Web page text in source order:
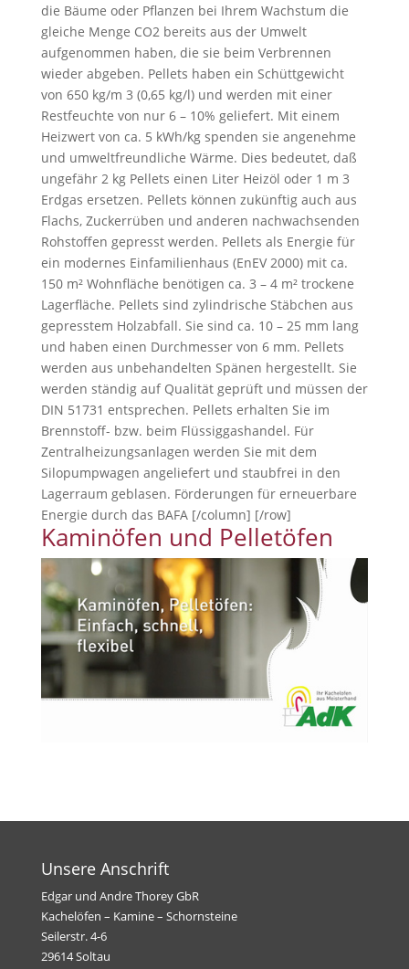
die Bäume oder Pflanzen bei Ihrem Wachstum die
gleiche Menge CO2 bereits aus der Umwelt
aufgenommen haben, die sie beim Verbrennen
wieder abgeben. Pellets haben ein Schüttgewicht
von 650 kg/m 3 (0,65 kg/l) und werden mit einer
Restfeuchte von nur 6 – 10% geliefert. Mit einem
Heizwert von ca. 5 kWh/kg spenden sie angenehme
und umweltfreundliche Wärme. Dies bedeutet, daß
ungefähr 2 kg Pellets einen Liter Heizöl oder 1 m 3
Erdgas ersetzen. Pellets können zukünftig auch aus
Flachs, Zuckerrüben und anderen nachwachsenden
Rohstoffen gepresst werden. Pellets als Energie für
ein modernes Einfamilienhaus (EnEV 2000) mit ca.
150 m² Wohnfläche benötigen ca. 3 – 4 m² trockene
Lagerfläche. Pellets sind zylindrische Stäbchen aus
gepresstem Holzabfall. Sie sind ca. 10 – 25 mm lang
und haben einen Durchmesser von 6 mm. Pellets
werden aus unbehandelten Spänen hergestellt. Sie
werden ständig auf Qualität geprüft und müssen der
DIN 51731 entsprechen. Pellets erhalten Sie im
Brennstoff- bzw. beim Flüssiggashandel. Für
Zentralheizungsanlagen werden Sie mit dem
Silopumpwagen angeliefert und staubfrei in den
Lagerraum geblasen. Förderungen für erneuerbare
Energie durch das BAFA [/column] [/row]
Kaminöfen und Pelletöfen
Unsere Anschrift
Edgar und Andre Thorey GbR
Kachelöfen – Kamine – Schornsteine
Seilerstr. 4-6
29614 Soltau